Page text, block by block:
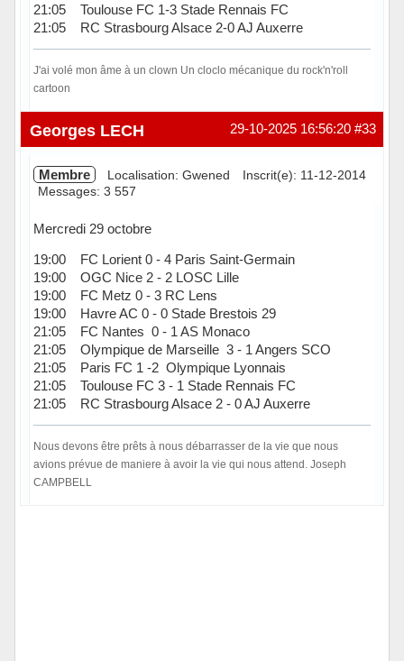
21:05 Toulouse FC 1-3 Stade Rennais FC
21:05 RC Strasbourg Alsace 2-0 AJ Auxerre
J'ai volé mon âme à un clown Un cloclo mécanique du rock'n'roll
cartoon
Hors ligne #33
29-10-2025 16:56:20
Georges LECH
Membre Localisation: Gwened
Inscrit(e): 11-12-2014
Messages: 3 557
Mercredi 29 octobre
19:00 FC Lorient 0 - 4 Paris Saint-Germain
19:00 OGC Nice 2 - 2 LOSC Lille
19:00 FC Metz 0 - 3 RC Lens
19:00 Havre AC 0 - 0 Stade Brestois 29
21:05 FC Nantes 0 - 1 AS Monaco
21:05 Olympique de Marseille 3 - 1 Angers SCO
21:05 Paris FC 1 -2 Olympique Lyonnais
21:05 Toulouse FC 3 - 1 Stade Rennais FC
21:05 RC Strasbourg Alsace 2 - 0 AJ Auxerre
Nous devons être prêts à nous débarrasser de la vie que nous
avions prévue de maniere à avoir la vie qui nous attend. Joseph
CAMPBELL